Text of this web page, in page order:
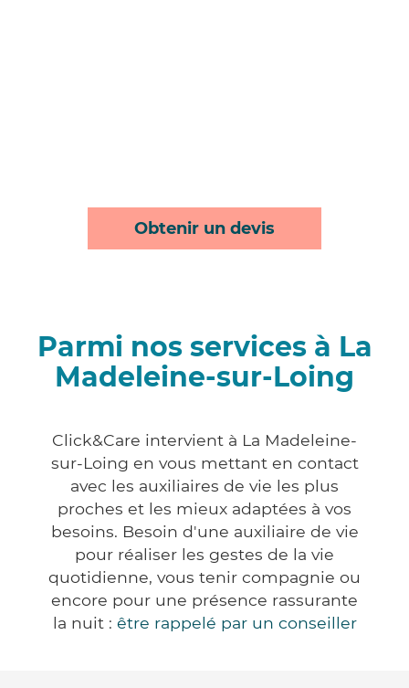
Obtenir un devis
Parmi nos services à La
Madeleine-sur-Loing
Click&Care intervient à La Madeleine-
sur-Loing en vous mettant en contact
avec les auxiliaires de vie les plus
proches et les mieux adaptées à vos
besoins. Besoin d'une auxiliaire de vie
pour réaliser les gestes de la vie
quotidienne, vous tenir compagnie ou
encore pour une présence rassurante
la nuit : être rappelé par un conseiller